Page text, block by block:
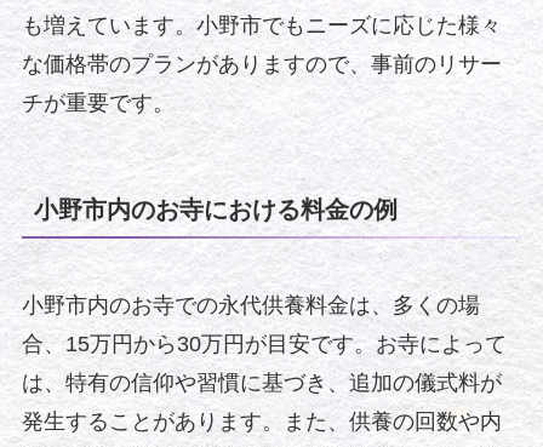
も増えています。小野市でもニーズに応じた様々
な価格帯のプランがありますので、事前のリサー
チが重要です。
小野市内のお寺における料金の例
小野市内のお寺での永代供養料金は、多くの場
合、15万円から30万円が目安です。お寺によって
は、特有の信仰や習慣に基づき、追加の儀式料が
発生することがあります。また、供養の回数や内